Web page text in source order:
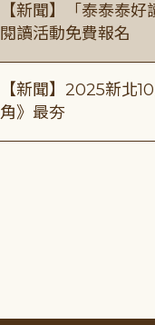
【新聞】「泰泰泰
閱讀活動免費報名
【新聞】2025新北
角》最夯